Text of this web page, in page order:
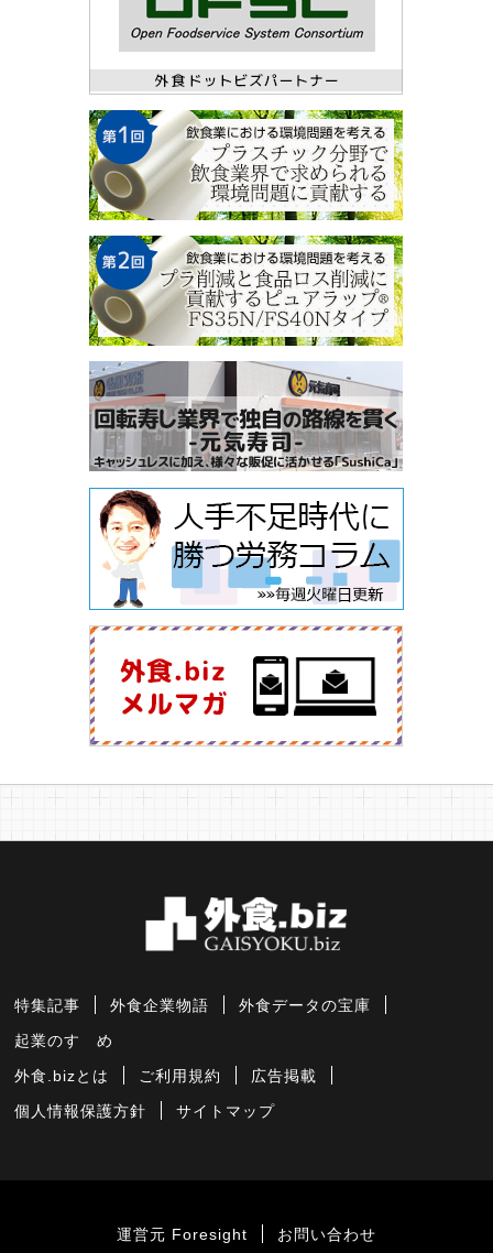
特集記事 外食企業物語 外食データの宝庫
起業のすゝめ
外食.bizとは ご利用規約 広告掲載
個人情報保護方針 サイトマップ
運営元 Foresight お問い合わせ